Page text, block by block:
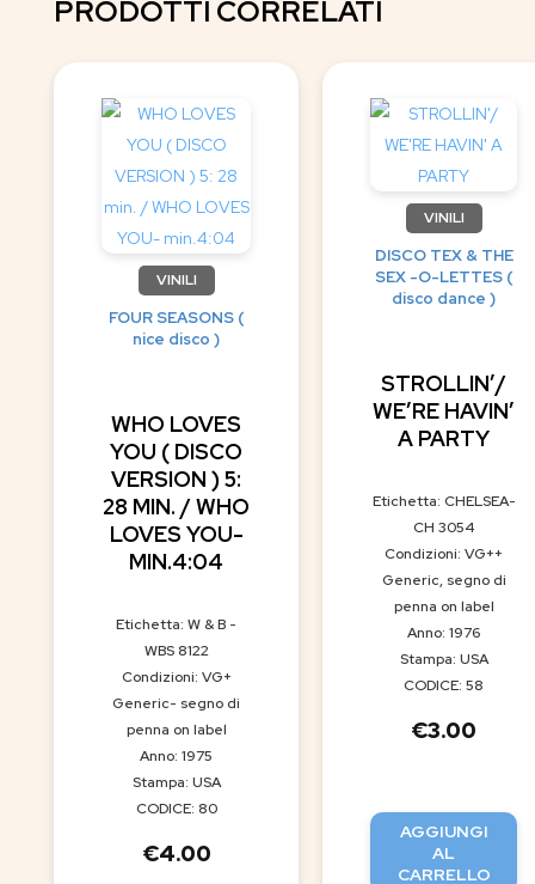
PRODOTTI CORRELATI
VINILI
FOUR SEASONS (
nice disco )
WHO LOVES
YOU ( DISCO
VERSION ) 5:
28 MIN. / WHO
LOVES YOU-
MIN.4:04
Etichetta: W & B -
WBS 8122
Condizioni: VG+
Generic- segno di
penna on label
Anno: 1975
Stampa: USA
CODICE: 80
€4.00
VINILI
DISCO TEX & THE
SEX -O-LETTES (
disco dance )
STROLLIN’/
WE’RE HAVIN’
A PARTY
Etichetta: CHELSEA-
CH 3054
Condizioni: VG++
Generic, segno di
penna on label
Anno: 1976
Stampa: USA
CODICE: 58
€3.00
AGGIUNGI
AL
CARRELLO